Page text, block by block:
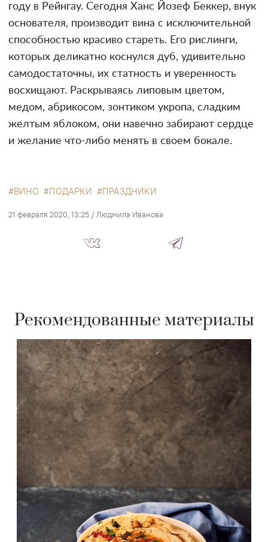
году в Рейнгау. Сегодня Ханс Йозеф Беккер, внук
основателя, производит вина с исключительной
способностью красиво стареть. Его рислинги,
которых деликатно коснулся дуб, удивительно
самодостаточны, их статность и уверенность
восхищают. Раскрываясь липовым цветом,
медом, абрикосом, зонтиком укропа, сладким
желтым яблоком, они навечно забирают сердце
и желание что-либо менять в своем бокале.
ВИНО ПОДАРКИ ПРАЗДНИКИ
21 февраля 2020, 13:25 / Людмила Иванова
Рекомендованные материалы